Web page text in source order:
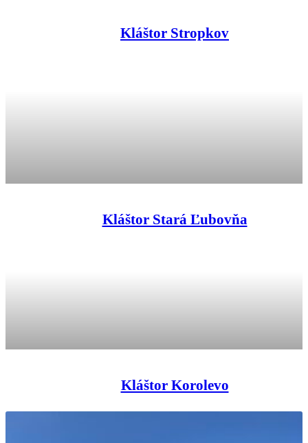
Kláštor Stropkov
Kláštor Stará Ľubovňa
Kláštor Korolevo